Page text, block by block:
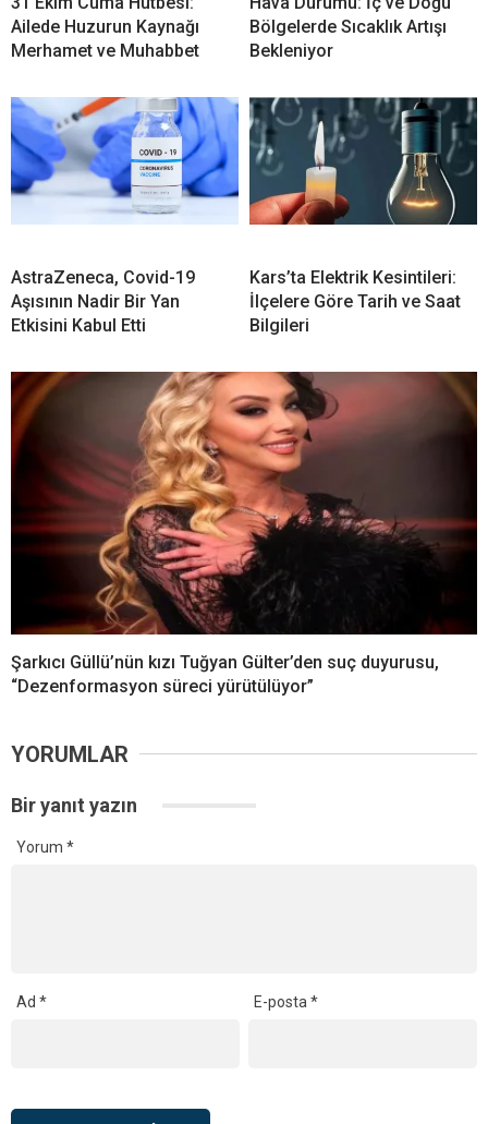
Ailede Huzurun Kaynağı
Merhamet ve Muhabbet
Bölgelerde Sıcaklık Artışı
Bekleniyor
AstraZeneca, Covid-19
Aşısının Nadir Bir Yan
Etkisini Kabul Etti
Kars’ta Elektrik Kesintileri:
İlçelere Göre Tarih ve Saat
Bilgileri
Şarkıcı Güllü’nün kızı Tuğyan Gülter’den suç duyurusu,
“Dezenformasyon süreci yürütülüyor”
YORUMLAR
Bir yanıt yazın
Yorum *
Ad * E-posta*